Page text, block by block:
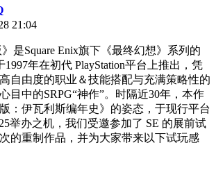
21:04
》是Square Enix旗下《最终幻想》系列的
1997年在初代 PlayStation平台上推出，凭
自由度的职业＆技能搭配与充满策略性的
目中的SRPG“神作”。时隔近30年，本作
：伊瓦利斯编年史》的姿态，于现行平台
举办之机，我们受邀参加了 SE 的展前试
的重制作品，并为大家带来以下试玩感